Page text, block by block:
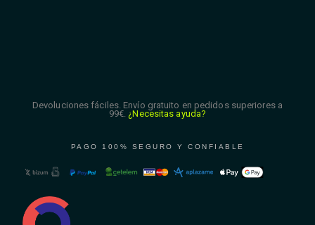
Devoluciones fáciles. Envío gratuito en pedidos superiores a
99€. ¿Necesitas ayuda?
PAGO 100% SEGURO Y CONFIABLE